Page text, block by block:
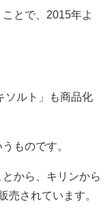
とで、2015年よ
ソルト」も商品化
ものです。
から、キリンから
売されています。